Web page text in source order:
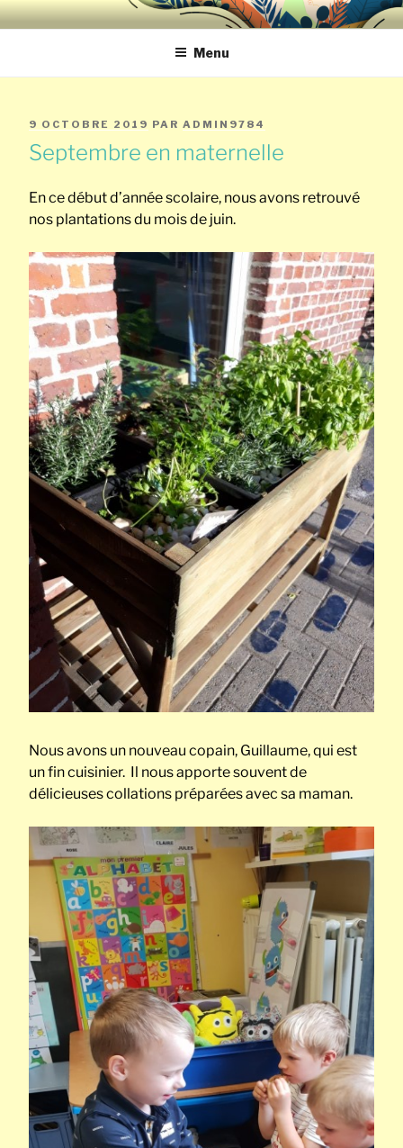
Aller
au
principal
ECOLE NOTRE-
DAME DE SAINT-
REMY ECOLE
SAINT-JOSEPH
CHERATTE
Menu
PUBLIÉ
LE
9 OCTOBRE 2019 PAR ADMIN9784
Septembre en maternelle
En ce début d’année scolaire, nous avons retrouvé
nos plantations du mois de juin.
Nous avons un nouveau copain, Guillaume, qui est
un fin cuisinier. Il nous apporte souvent de
délicieuses collations préparées avec sa maman.